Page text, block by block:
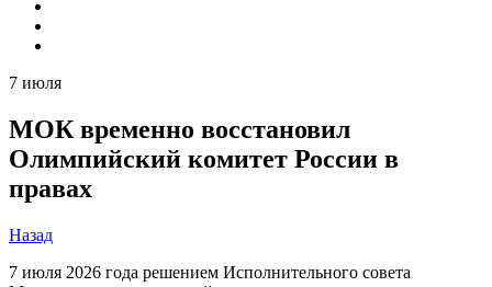
7 июля
МОК временно восстановил
Олимпийский комитет России в
правах
Назад
7 июля 2026 года решением Исполнительного совета